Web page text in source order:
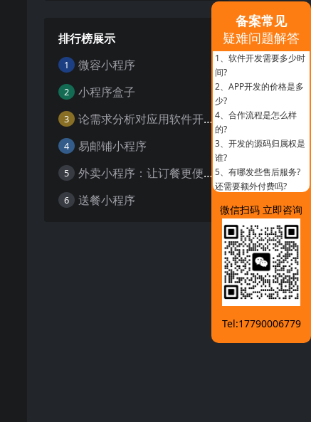
排行榜展示
1 微容小程序
2 小程序盒子
3 论需求分析对应用软件开发的重要性
4 易邮铺小程序
5 外卖小程序：让订餐更便捷，吃货的福音
6 送餐小程序
备案常见
疑难问题解答
1、 软件开发需要多少时
间?
2、 APP开发的价格是多
少?
4、 合作流程是怎么样
的?
3、 开发的源码归属权是
谁?
5、 有哪发些售后服务?
还需要额外付费吗?
微信扫码 立即咨询
Tel:17790006779